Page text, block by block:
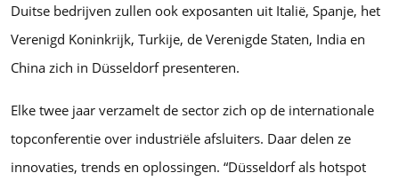
Duitse bedrijven zullen ook exposanten uit Italië, Spanje, het
Verenigd Koninkrijk, Turkije, de Verenigde Staten, India en
China zich in Düsseldorf presenteren.
Elke twee jaar verzamelt de sector zich op de internationale
topconferentie over industriële afsluiters. Daar delen ze
innovaties, trends en oplossingen. “Düsseldorf als hotspot